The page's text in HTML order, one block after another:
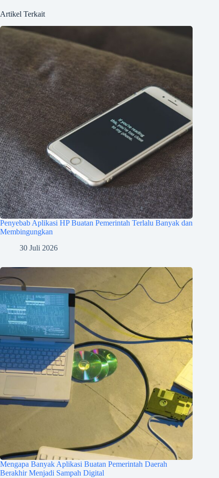
Artikel Terkait
Penyebab Aplikasi HP Buatan Pemerintah Terlalu Banyak dan
Membingungkan
30 Juli 2026
Mengapa Banyak Aplikasi Buatan Pemerintah Daerah
Berakhir Menjadi Sampah Digital